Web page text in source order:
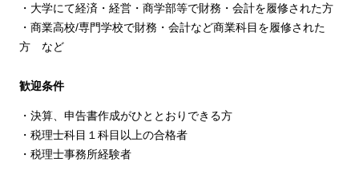
・大学にて経済・経営・商学部等で財務・会計を履修された方
・商業高校/専門学校で財務・会計など商業科目を履修された
方 など
歓迎条件
・決算、申告書作成がひととおりできる方
・税理士科目１科目以上の合格者
・税理士事務所経験者